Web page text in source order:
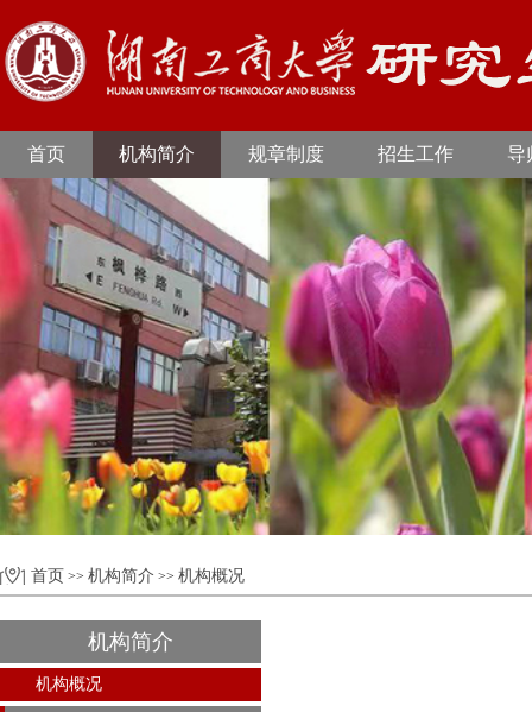
首页 机构简介 规章制度 招生工作 导
首页 >> 机构简介 >> 机构概况
机构简介
机构概况